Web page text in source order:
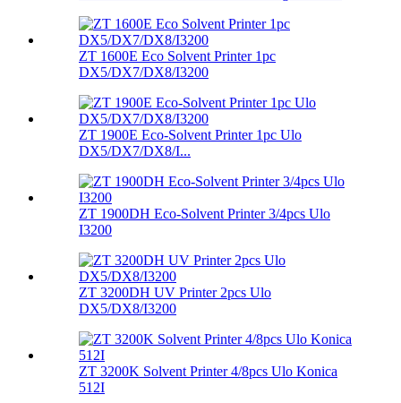
ZT 1600E Eco Solvent Printer 1pc
DX5/DX7/DX8/I3200
ZT 1900E Eco-Solvent Printer 1pc Ulo
DX5/DX7/DX8/I...
ZT 1900DH Eco-Solvent Printer 3/4pcs Ulo
I3200
ZT 3200DH UV Printer 2pcs Ulo
DX5/DX8/I3200
ZT 3200K Solvent Printer 4/8pcs Ulo Konica
512I